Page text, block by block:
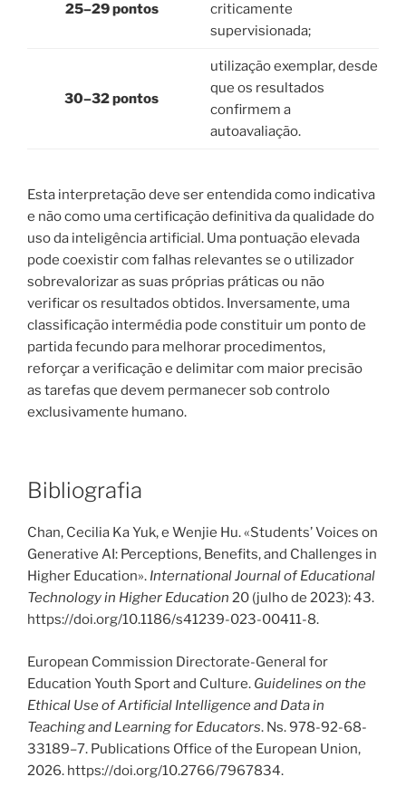
25–29 pontos
criticamente
supervisionada;
30–32 pontos
utilização exemplar, desde
que os resultados
confirmem a
autoavaliação.
Esta interpretação deve ser entendida como indicativa
e não como uma certificação definitiva da qualidade do
uso da inteligência artificial. Uma pontuação elevada
pode coexistir com falhas relevantes se o utilizador
sobrevalorizar as suas próprias práticas ou não
verificar os resultados obtidos. Inversamente, uma
classificação intermédia pode constituir um ponto de
partida fecundo para melhorar procedimentos,
reforçar a verificação e delimitar com maior precisão
as tarefas que devem permanecer sob controlo
exclusivamente humano.
Bibliografia
Chan, Cecilia Ka Yuk, e Wenjie Hu. «Students’ Voices on
Generative AI: Perceptions, Benefits, and Challenges in
Higher Education». International Journal of Educational
Technology in Higher Education 20 (julho de 2023): 43.
https://doi.org/10.1186/s41239-023-00411-8.
European Commission Directorate-General for
Education Youth Sport and Culture. Guidelines on the
Ethical Use of Artificial Intelligence and Data in
Teaching and Learning for Educators. Ns. 978-92-68-
33189–7. Publications Office of the European Union,
2026. https://doi.org/10.2766/7967834.